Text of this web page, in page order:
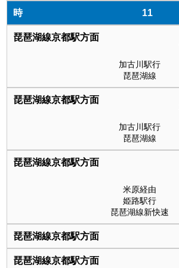
11
加古川駅行
琵琶湖線
加古川駅行
琵琶湖線
米原経由
姫路駅行
琵琶湖線新快速